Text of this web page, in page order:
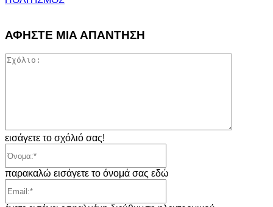
ΑΦΗΣΤΕ ΜΙΑ ΑΠΑΝΤΗΣΗ
εισάγετε το σχόλιό σας!
παρακαλώ εισάγετε το όνομά σας εδώ